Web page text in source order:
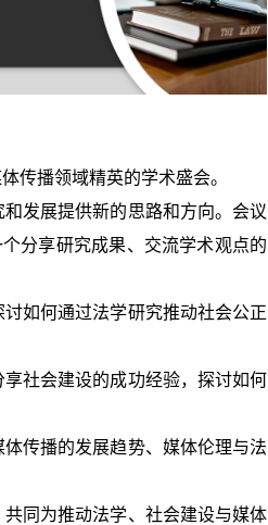
传播领域精英的学术盛会。
发展提供新的思路和方向。会议
分享研究成果、交流学术观点的
如何通过法学研究推动社会公正
社会建设的成功经验，探讨如何
传播的发展趋势、媒体伦理与法
同为推动法学、社会建设与媒体